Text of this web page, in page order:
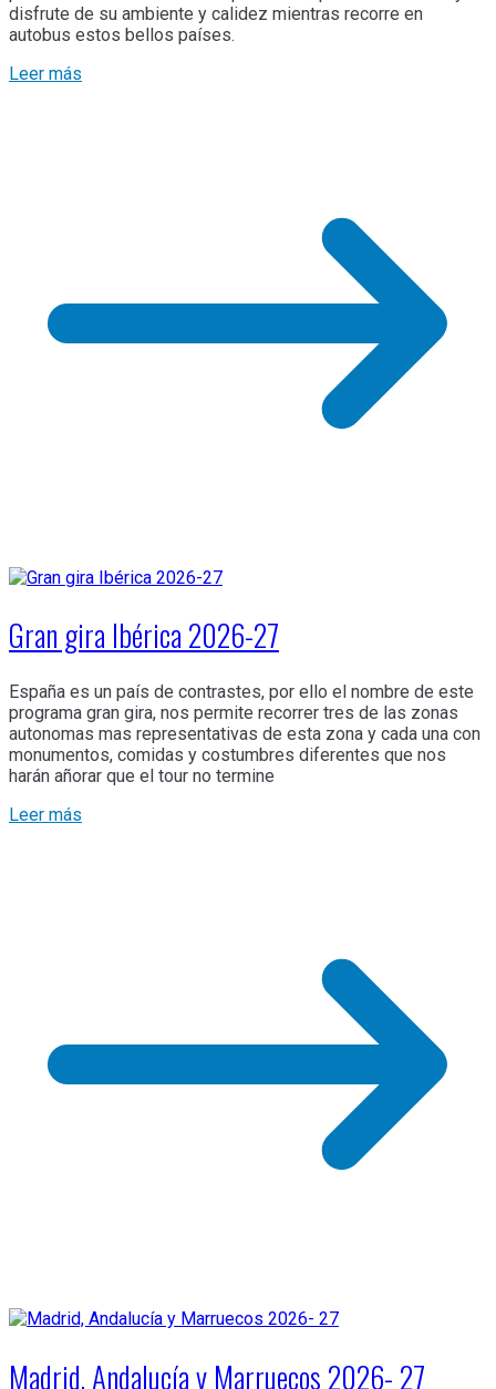
disfrute de su ambiente y calidez mientras recorre en
autobus estos bellos países.
Leer más
Gran gira Ibérica 2026-27
España es un país de contrastes, por ello el nombre de este
programa gran gira, nos permite recorrer tres de las zonas
autonomas mas representativas de esta zona y cada una con
monumentos, comidas y costumbres diferentes que nos
harán añorar que el tour no termine
Leer más
Madrid, Andalucía y Marruecos 2026- 27